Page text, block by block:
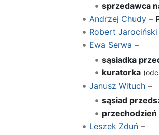
sprzedawca
Andrzej Chudy–
Robert Jarociński
Ewa Serwa –
sąsiadka
kuratorka
Janusz Wituch–
sąsiad
przechodzień
Leszek Zduń–